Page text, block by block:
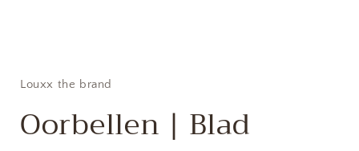
in
Louxx the brand
Oorbellen | Blad